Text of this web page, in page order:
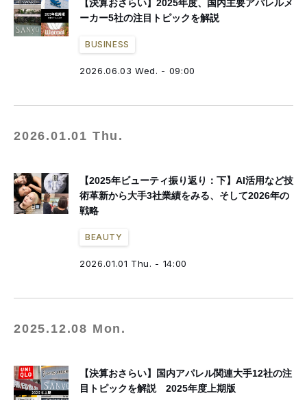
【決算おさらい】2025年度、国内主要アパレルメ
ーカー5社の注目トピックを解説
BUSINESS
2026.06.03 Wed. - 09:00
2026.01.01 Thu.
【2025年ビューティ振り返り：下】AI活用など技
術革新から大手3社業績をみる、そして2026年の
戦略
BEAUTY
2026.01.01 Thu. - 14:00
2025.12.08 Mon.
【決算おさらい】国内アパレル関連大手12社の注
目トピックを解説 2025年度上期版